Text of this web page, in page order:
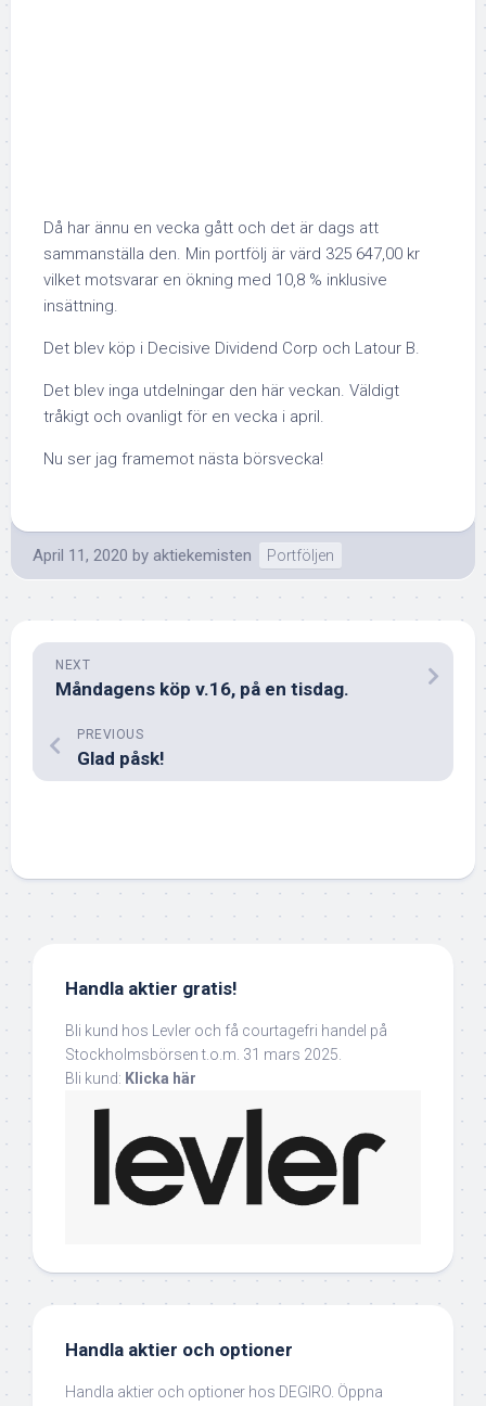
Då har ännu en vecka gått och det är dags att
sammanställa den. Min portfölj är värd 325 647,00 kr
vilket motsvarar en ökning med 10,8 % inklusive
insättning.
Det blev köp i Decisive Dividend Corp och Latour B.
Det blev inga utdelningar den här veckan. Väldigt
tråkigt och ovanligt för en vecka i april.
Nu ser jag framemot nästa börsvecka!
April 11, 2020 by aktiekemisten Portföljen
NEXT
Måndagens köp v.16, på en tisdag.
PREVIOUS
Glad påsk!
Handla aktier gratis!
Bli kund hos Levler och få courtagefri handel på
Stockholmsbörsen t.o.m. 31 mars 2025.
Bli kund: Klicka här
Handla aktier och optioner
Handla aktier och optioner hos DEGIRO. Öppna